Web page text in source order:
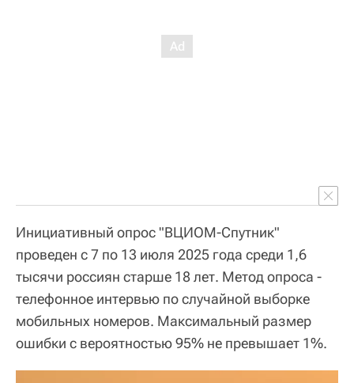
Инициативный опрос "ВЦИОМ-Спутник"
проведен с 7 по 13 июля 2025 года среди 1,6
тысячи россиян старше 18 лет. Метод опроса -
телефонное интервью по случайной выборке
мобильных номеров. Максимальный размер
ошибки с вероятностью 95% не превышает 1%.